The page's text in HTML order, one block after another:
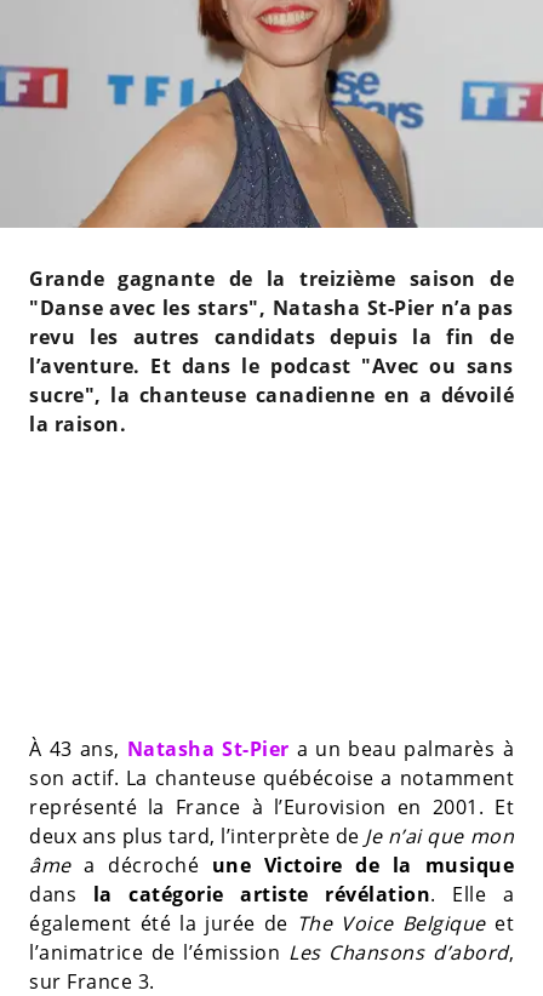
Grande gagnante de la treizième saison de
"Danse avec les stars", Natasha St-Pier n’a pas
revu les autres candidats depuis la fin de
l’aventure. Et dans le podcast "Avec ou sans
sucre", la chanteuse canadienne en a dévoilé
la raison.
À 43 ans, Natasha St-Pier a un beau palmarès à
son actif. La chanteuse québécoise a notamment
représenté la France à l’Eurovision en 2001. Et
deux ans plus tard, l’interprète de Je n’ai que mon
âmea décroché une Victoire de la musique
dans la catégorie artiste révélation. Elle a
également été la jurée de The Voice Belgiqueet
l’animatrice de l’émission Les Chansons d’abord,
sur France 3.